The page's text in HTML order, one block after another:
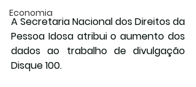
Economia
A Secretaria Nacional dos Direitos da
Pessoa Idosa atribui o aumento dos
dados ao trabalho de divulgação
Disque 100.